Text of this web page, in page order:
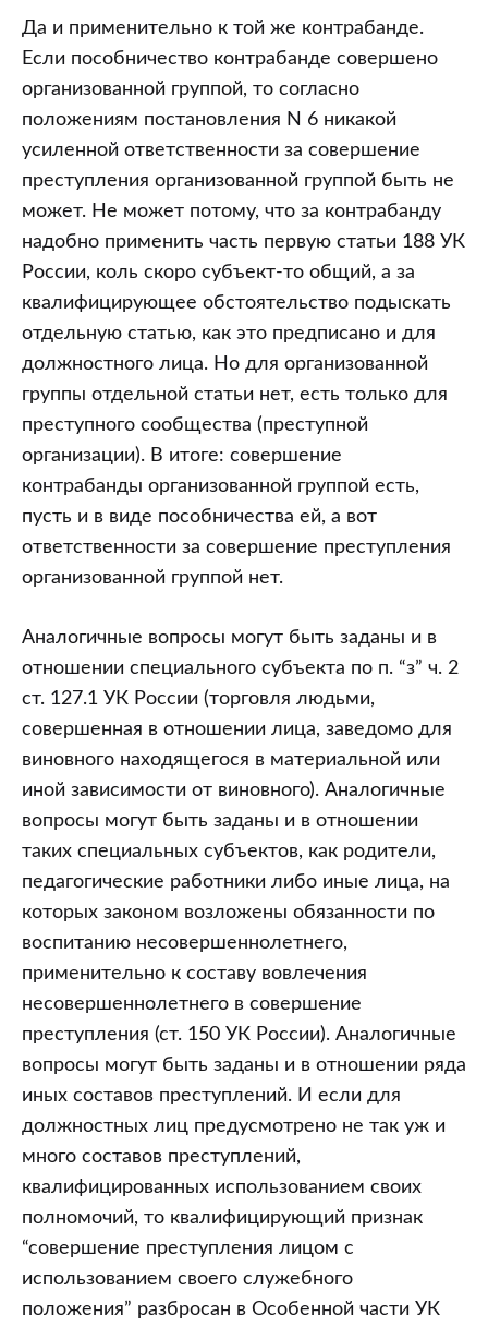
Да и применительно к той же контрабанде.
Если пособничество контрабанде совершено
организованной группой, то согласно
положениям постановления N 6 никакой
усиленной ответственности за совершение
преступления организованной группой быть не
может. Не может потому, что за контрабанду
надобно применить часть первую статьи 188 УК
России, коль скоро субъект-то общий, а за
квалифицирующее обстоятельство подыскать
отдельную статью, как это предписано и для
должностного лица. Но для организованной
группы отдельной статьи нет, есть только для
преступного сообщества (преступной
организации). В итоге: совершение
контрабанды организованной группой есть,
пусть и в виде пособничества ей, а вот
ответственности за совершение преступления
организованной группой нет.
Аналогичные вопросы могут быть заданы и в
отношении специального субъекта по п. “з” ч. 2
ст. 127.1 УК России (торговля людьми,
совершенная в отношении лица, заведомо для
виновного находящегося в материальной или
иной зависимости от виновного). Аналогичные
вопросы могут быть заданы и в отношении
таких специальных субъектов, как родители,
педагогические работники либо иные лица, на
которых законом возложены обязанности по
воспитанию несовершеннолетнего,
применительно к составу вовлечения
несовершеннолетнего в совершение
преступления (ст. 150 УК России). Аналогичные
вопросы могут быть заданы и в отношении ряда
иных составов преступлений. И если для
должностных лиц предусмотрено не так уж и
много составов преступлений,
квалифицированных использованием своих
полномочий, то квалифицирующий признак
“совершение преступления лицом с
использованием своего служебного
положения” разбросан в Особенной части УК